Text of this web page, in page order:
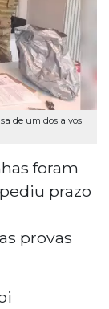
de um dos alvos
foram
prazo
provas